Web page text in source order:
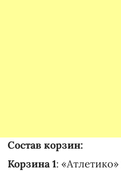
Состав корзин:
Корзина 1: